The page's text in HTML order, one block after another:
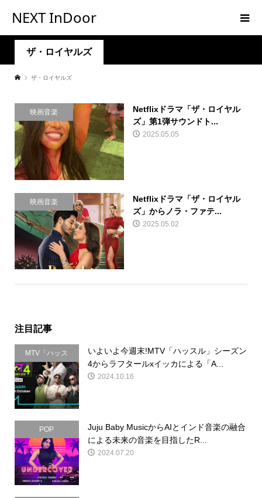
NEXT InDoor
ザ・ロイヤルズ
ザ・ロイヤルズ
映画音楽
Netflixドラマ「ザ・ロイヤル
ズ」第1弾サウンドト...
2025.05.05
映画音楽
Netflixドラマ「ザ・ロイヤル
ズ」からノラ・ファテ...
2025.05.02
注目記事
MTV「ハッス
ル」
いよいよ今週末!MTV「ハッスル」シーズン
4からラフタールxイッカによる「A...
2024.10.16
POP
Juju Baby MusicからAIとインド音楽の融合
による未来の音楽を目指したR...
2024.07.20